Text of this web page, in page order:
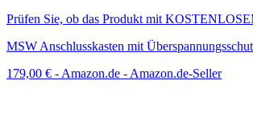
Prüfen Sie, ob das Produkt mit
MSW Anschlusskasten mit
179,00 € - Amazon.de - Amazon.de-Seller